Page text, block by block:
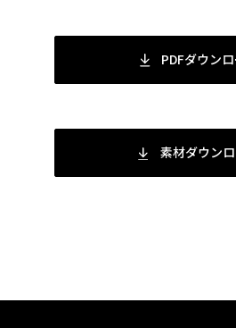
PDFダウン
素材ダウン